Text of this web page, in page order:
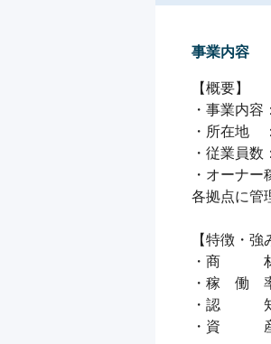
事業内容
【概要】
・事業内
・所在地　
・従業員数
・オーナ
各拠点に管
【特徴・強
・商　　
・稼　働　
・認　　
・資　　